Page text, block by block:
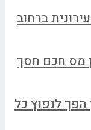
ברחוב
מס חכם חסך
הפך לנפוץ כל